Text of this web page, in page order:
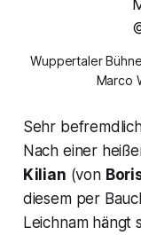
Wuppertaler
Marco
Sehr
Nach einer
Kilian (von
diesem per
Leichnam hängt